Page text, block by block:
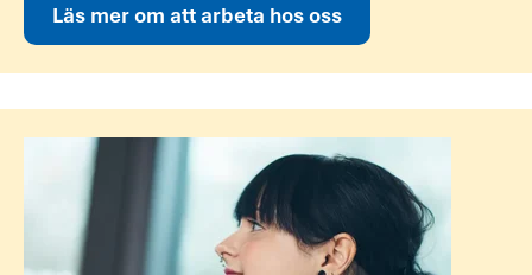
Läs mer om att arbeta hos oss